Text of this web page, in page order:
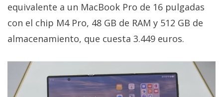
equivalente a un MacBook Pro de 16 pulgadas
con el chip M4 Pro, 48 GB de RAM y 512 GB de
almacenamiento, que cuesta 3.449 euros.